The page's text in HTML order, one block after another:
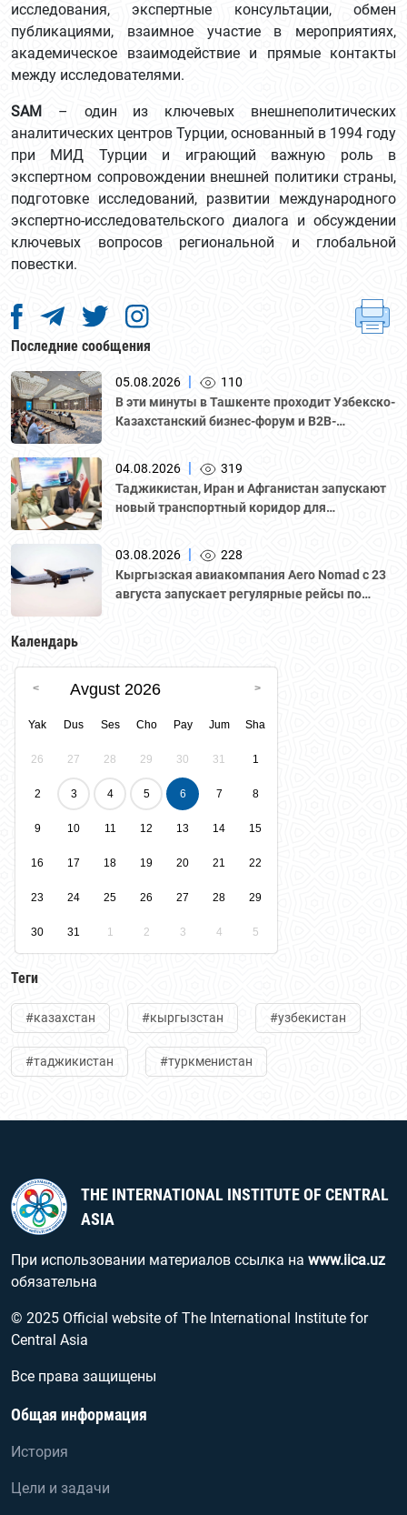
исследования, экспертные консультации, обмен
публикациями, взаимное участие в мероприятиях,
академическое взаимодействие и прямые контакты
между исследователями.
SAM – один из ключевых внешнеполитических
аналитических центров Турции, основанный в 1994 году
при МИД Турции и играющий важную роль в
экспертном сопровождении внешней политики страны,
подготовке исследований, развитии международного
экспертно-исследовательского диалога и обсуждении
ключевых вопросов региональной и глобальной
повестки.
Последние сообщения
05.08.2026 |
110
В эти минуты в Ташкенте проходит Узбекско-
Казахстанский бизнес-форум и B2B-
Национальной палатой предпринимателей
Казахстана "Атамекен."
04.08.2026 |
319
Таджикистан, Иран и Афганистан запускают
новый транспортный коридор для
03.08.2026 |
228
Кыргызская авиакомпания Aero Nomad с 23
августа запускает регулярные рейсы по
Календарь
Avgust 2026
Yak Dus Ses Cho Pay Jum Sha
26 27 28 29 30 31 1
2 3 4 5 6 7 8
9 10 11 12 13 14 15
16 17 18 19 20 21 22
23 24 25 26 27 28 29
30 31 1 2 3 4 5
Теги
#казахстан #кыргызстан #узбекистан
#таджикистан #туркменистан
THE INTERNATIONAL INSTITUTE OF CENTRAL
ASIA
При использовании материалов ссылка на www.iica.uz
обязательна
© 2025 Official website of The International Institute for
Central Asia
Все права защищены
Общая информация
История
Цели и задачи